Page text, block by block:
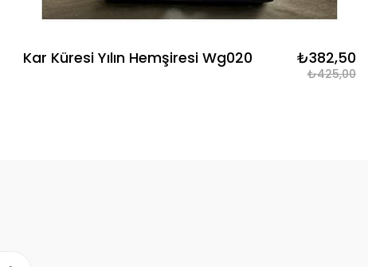
Kar Küresi Yılın Hemşiresi Wg020 ₺382,50
₺425,00